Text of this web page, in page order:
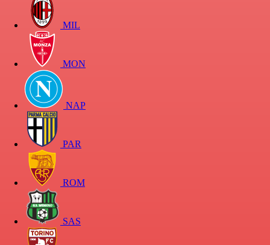
MIL
MON
NAP
PAR
ROM
SAS